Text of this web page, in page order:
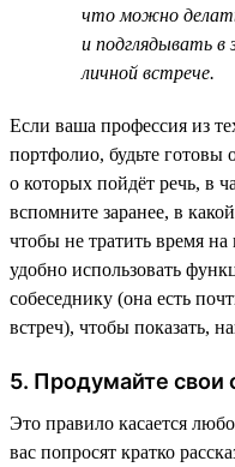
что можно
и подглядывать в
личной встрече.
Если ваша профессия из
портфолио, будьте готовы
о которых пойдёт речь, в
вспомните заранее, в
чтобы не тратить время
удобно использовать
собеседнику (она есть
встреч), чтобы показать,
5. Продумайте свои
Это правило касается
вас попросят кратко